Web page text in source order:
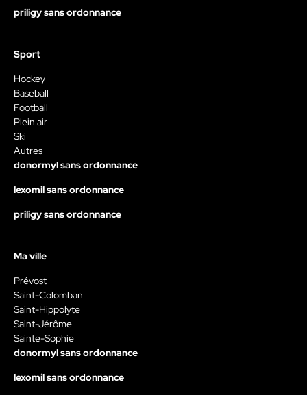
priligy sans ordonnance
Sport
Hockey
Baseball
Football
Plein air
Ski
Autres
donormyl sans ordonnance
lexomil sans ordonnance
priligy sans ordonnance
Ma ville
Prévost
Saint-Colomban
Saint-Hippolyte
Saint-Jérôme
Sainte-Sophie
donormyl sans ordonnance
lexomil sans ordonnance